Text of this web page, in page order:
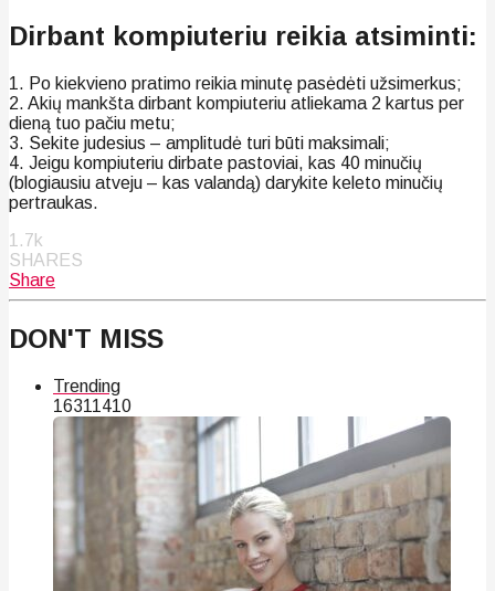
Dirbant kompiuteriu reikia atsiminti:
1. Po kiekvieno pratimo reikia minutę pasėdėti užsimerkus;
2. Akių mankšta dirbant kompiuteriu atliekama 2 kartus per
dieną tuo pačiu metu;
3. Sekite judesius – amplitudė turi būti maksimali;
4. Jeigu kompiuteriu dirbate pastoviai, kas 40 minučių
(blogiausiu atveju – kas valandą) darykite keleto minučių
pertraukas.
1.7k
SHARES
Share
DON'T MISS
Trending
16311410